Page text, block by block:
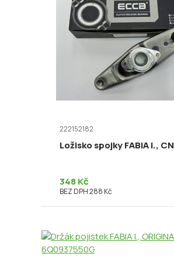
222152182
Ložisko spojky FABIA I., CN
348 Kč
BEZ DPH 288 Kč